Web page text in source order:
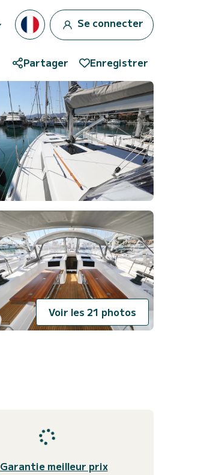
Se connecter
Partager Enregistrer
Voir les 21 photos
Garantie meilleur prix